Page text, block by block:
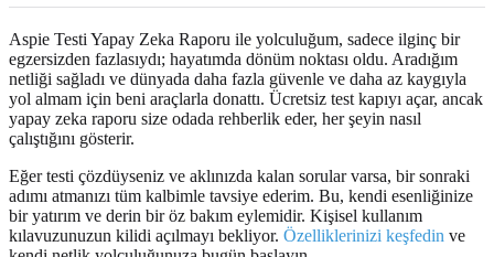
Aspie Testi Yapay Zeka Raporu ile yolculuğum, sadece ilginç bir
egzersizden fazlasıydı; hayatımda dönüm noktası oldu. Aradığım
netliği sağladı ve dünyada daha fazla güvenle ve daha az kaygıyla
yol almam için beni araçlarla donattı. Ücretsiz test kapıyı açar, ancak
yapay zeka raporu size odada rehberlik eder, her şeyin nasıl
çalıştığını gösterir.
Eğer testi çözdüyseniz ve aklınızda kalan sorular varsa, bir sonraki
adımı atmanızı tüm kalbimle tavsiye ederim. Bu, kendi esenliğinize
bir yatırım ve derin bir öz bakım eylemidir. Kişisel kullanım
kılavuzunuzun kilidi açılmayı bekliyor. Özelliklerinizi keşfedin ve